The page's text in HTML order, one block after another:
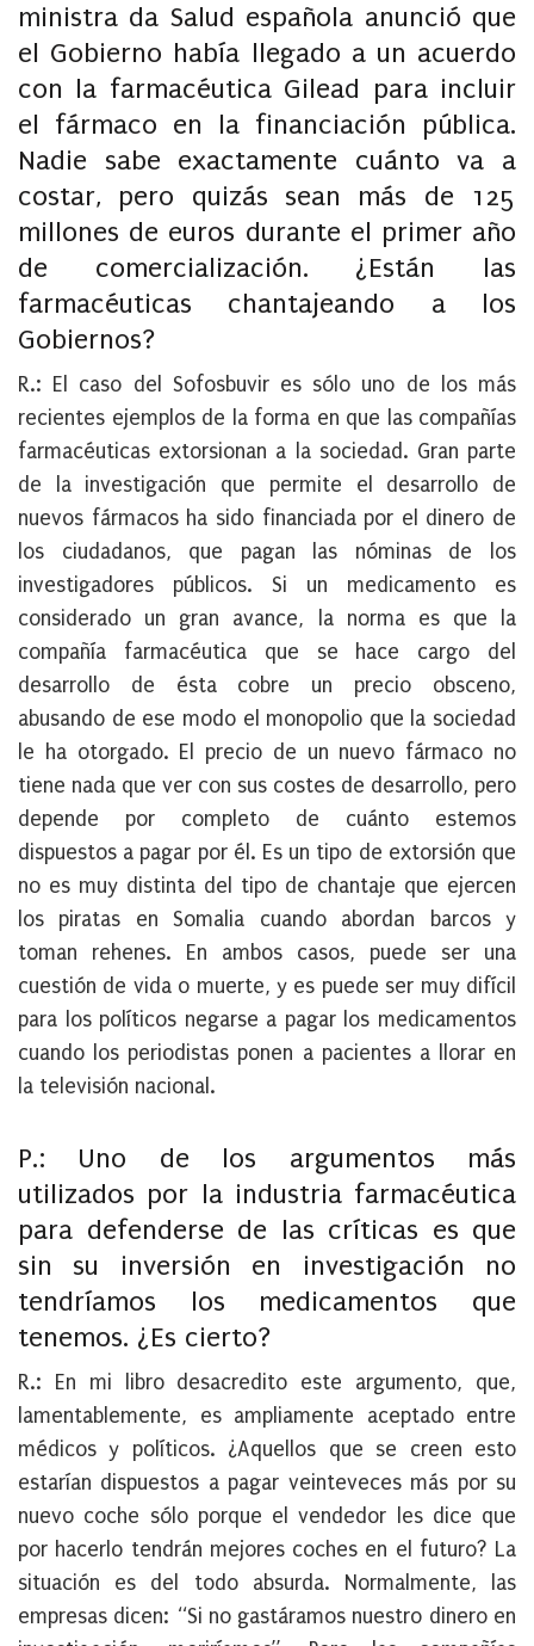
ministra da Salud española anunció que
el Gobierno había llegado a un acuerdo
con la farmacéutica Gilead para incluir
el fármaco en la financiación pública.
Nadie sabe exactamente cuánto va a
costar, pero quizás sean más de 125
millones de euros durante el primer año
de comercialización. ¿Están las
farmacéuticas chantajeando a los
Gobiernos?
R.: El caso del Sofosbuvir es sólo uno de los más
recientes ejemplos de la forma en que las compañías
farmacéuticas extorsionan a la sociedad. Gran parte
de la investigación que permite el desarrollo de
nuevos fármacos ha sido financiada por el dinero de
los ciudadanos, que pagan las nóminas de los
investigadores públicos. Si un medicamento es
considerado un gran avance, la norma es que la
compañía farmacéutica que se hace cargo del
desarrollo de ésta cobre un precio obsceno,
abusando de ese modo el monopolio que la sociedad
le ha otorgado. El precio de un nuevo fármaco no
tiene nada que ver con sus costes de desarrollo, pero
depende por completo de cuánto estemos
dispuestos a pagar por él. Es un tipo de extorsión que
no es muy distinta del tipo de chantaje que ejercen
los piratas en Somalia cuando abordan barcos y
toman rehenes. En ambos casos, puede ser una
cuestión de vida o muerte, y es puede ser muy difícil
para los políticos negarse a pagar los medicamentos
cuando los periodistas ponen a pacientes a llorar en
la televisión nacional.
P.: Uno de los argumentos más
utilizados por la industria farmacéutica
para defenderse de las críticas es que
sin su inversión en investigación no
tendríamos los medicamentos que
tenemos. ¿Es cierto?
R.: En mi libro desacredito este argumento, que,
lamentablemente, es ampliamente aceptado entre
médicos y políticos. ¿Aquellos que se creen esto
estarían dispuestos a pagar veinteveces más por su
nuevo coche sólo porque el vendedor les dice que
por hacerlo tendrán mejores coches en el futuro? La
situación es del todo absurda. Normalmente, las
empresas dicen: “Si no gastáramos nuestro dinero en